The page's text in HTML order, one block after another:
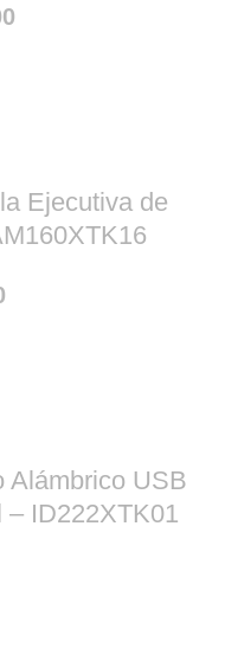
Ejecutiva de
Alámbrico USB
– ID222XTK01